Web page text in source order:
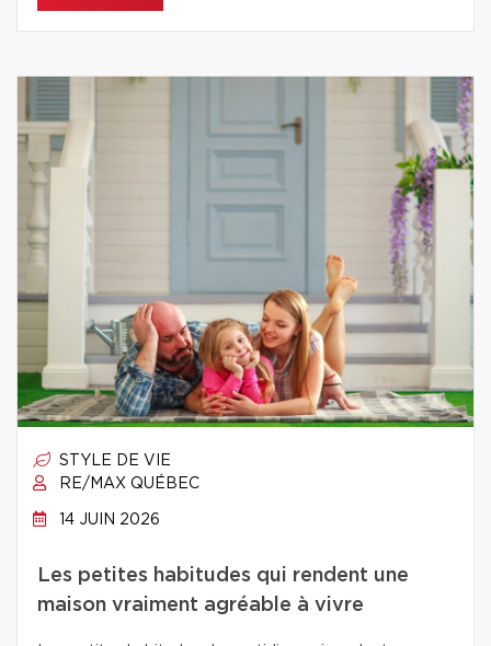
STYLE DE VIE
RE/MAX QUÉBEC
14 JUIN 2026
Les petites habitudes qui rendent une
maison vraiment agréable à vivre